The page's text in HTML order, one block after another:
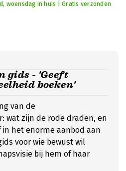
woensdag in huis | Gratis verzonden
gids - 'Geeft
boeken'
van de
wat zijn de rode draden, en
het enorme aanbod aan
voor wie bewust wil
bij hem of haar